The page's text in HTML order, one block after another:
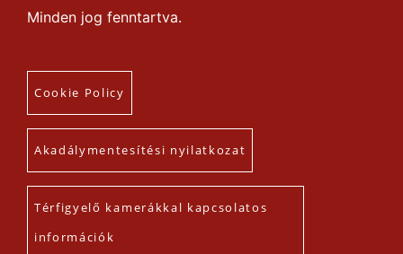
Minden jog fenntartva.
Cookie Policy
Akadálymentesítési nyilatkozat
Térfigyelő kamerákkal kapcsolatos
információk